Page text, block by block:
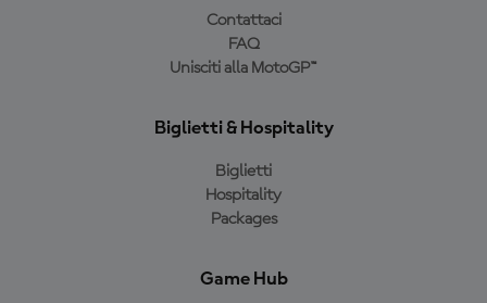
Contattaci
FAQ
Unisciti alla MotoGP™
Biglietti & Hospitality
Biglietti
Hospitality
Packages
Game Hub